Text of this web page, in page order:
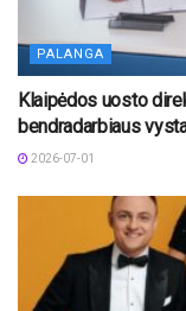
PALANGA
Klaipėdos uosto
bendradarbiaus
2026-07-01